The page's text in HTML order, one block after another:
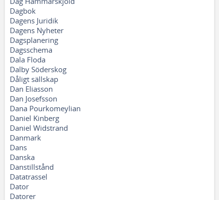
Dagbok
Dagens Juridik
Dagens Nyheter
Dagsplanering
Dagsschema
Dala Floda
Dalby Söderskog
Dåligt sällskap
Dan Eliasson
Dan Josefsson
Dana Pourkomeylian
Daniel Kinberg
Daniel Widstrand
Danmark
Dans
Danska
Danstillstånd
Datatrassel
Dator
Datorer